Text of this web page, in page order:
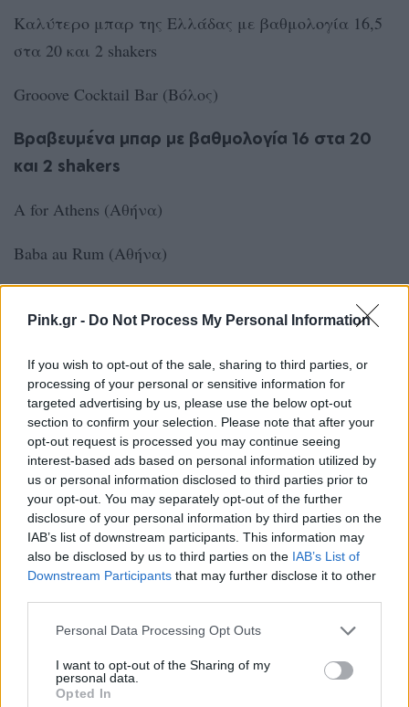
Pink.gr - Do Not Process My Personal Information
If you wish to opt-out of the sale, sharing to third parties, or
processing of your personal or sensitive information for
targeted advertising by us, please use the below opt-out
section to confirm your selection. Please note that after your
opt-out request is processed you may continue seeing
interest-based ads based on personal information utilized by
us or personal information disclosed to third parties prior to
your opt-out. You may separately opt-out of the further
disclosure of your personal information by third parties on the
IAB’s list of downstream participants. This information may
also be disclosed by us to third parties on the IAB’s List of
Downstream Participants that may further disclose it to other
Personal Data Processing Opt Outs
I want to opt-out of the Sharing of my
personal data.
Opted In
Καλύτερο μπαρ της Ελλάδας με βαθμολογία 16,5
στα 20 και 2 shakers
Grooove Cocktail Bar (Βόλος)
Βραβευμένα μπαρ με βαθμολογία 16 στα 20
και 2 shakers
A for Athens (Αθήνα)
Baba au Rum (Αθήνα)
Γορίλας (Θεσσαλονίκη)
The Clumsies (Αθήνα)
CV Distiller (Αθήνα)
El Jiron (Νέο Ψυχικό)
The Gin Joint (Αθήνα)
Old Dog (Νέα Φιλαδέλφεια)
Βραβευμένα μπαρ με βαθμολογία 15,5 στα 20